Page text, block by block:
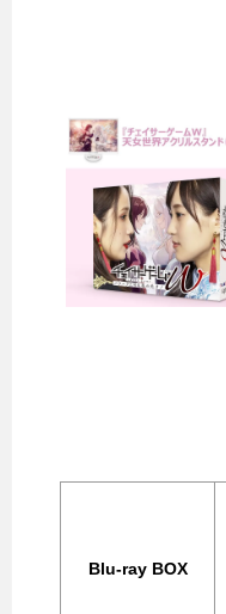
Blu-ray BOX